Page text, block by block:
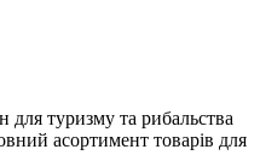
для туризму та рибальства
асортимент товарів для